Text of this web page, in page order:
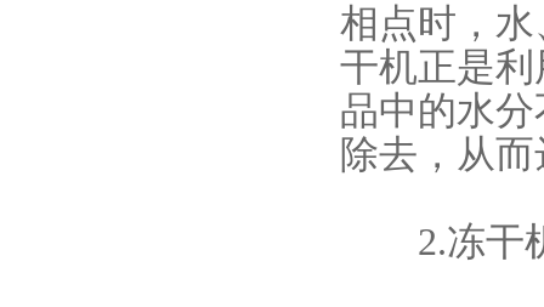
相点时，
干机正是
品中的水
除去，从
2.冻干